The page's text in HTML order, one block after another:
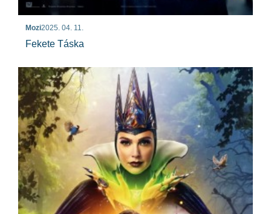
Mozi2025. 04. 11.
Fekete Táska